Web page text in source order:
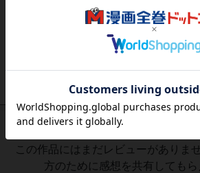
作品レビュー （関連商品を含む）
この作品にはまだレビューがありま
方のために感想を共有してもら